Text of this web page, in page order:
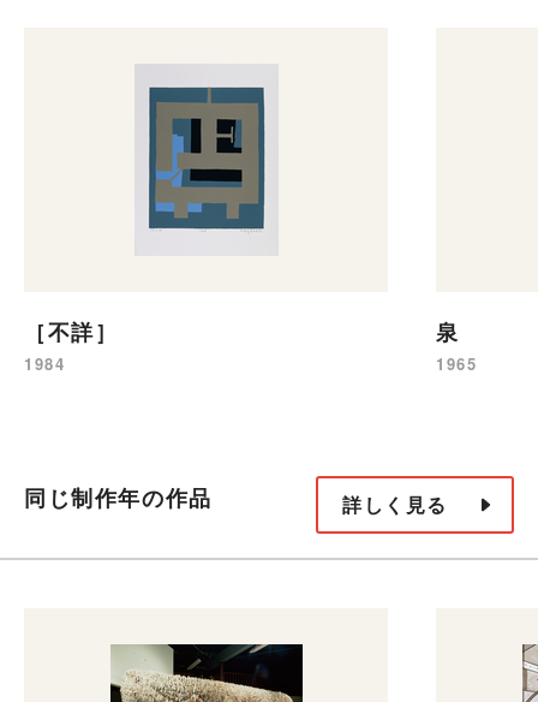
［不詳］
1984
泉
1965
同じ制作年の作品 詳しく見る